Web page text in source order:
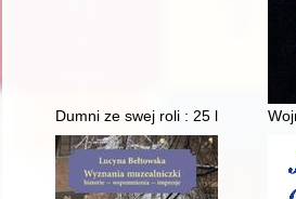
Dumni ze swej roli : 25 lat